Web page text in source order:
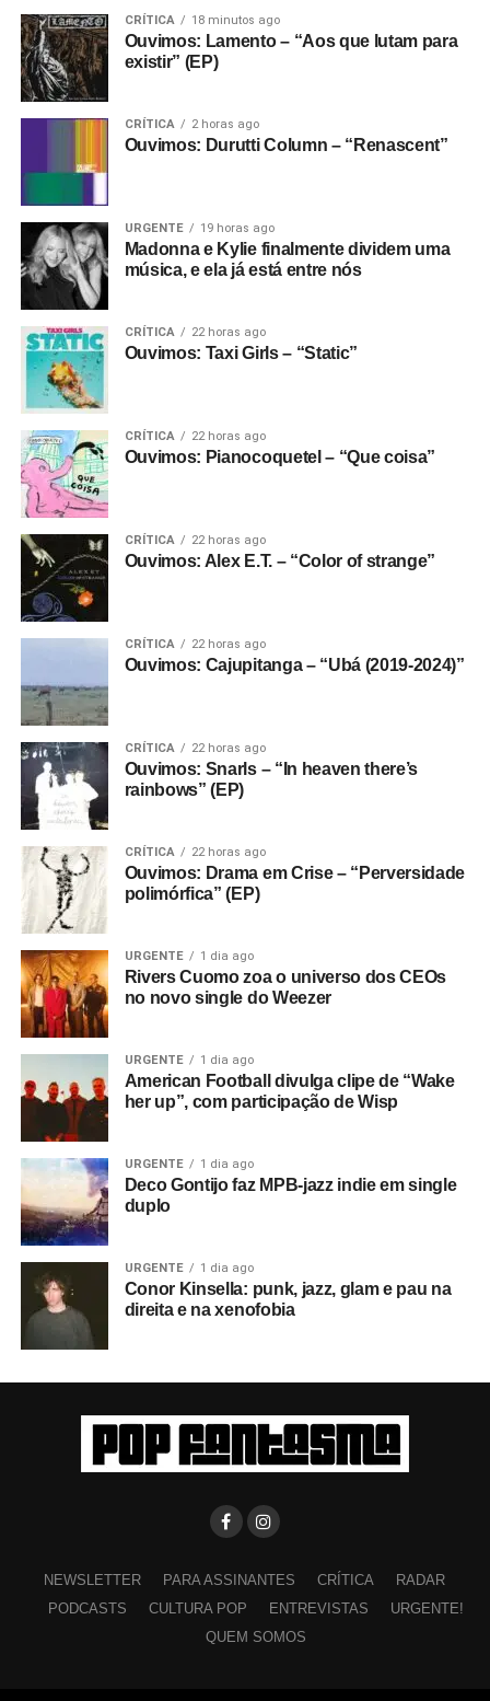
CRÍTICA 18 minutos ago
Ouvimos: Lamento – “Aos que lutam para
existir” (EP)
CRÍTICA 2 horas ago
Ouvimos: Durutti Column – “Renascent”
URGENTE 19 horas ago
Madonna e Kylie finalmente dividem uma
música, e ela já está entre nós
CRÍTICA 22 horas ago
Ouvimos: Taxi Girls – “Static”
CRÍTICA 22 horas ago
Ouvimos: Pianocoquetel – “Que coisa”
CRÍTICA 22 horas ago
Ouvimos: Alex E.T. – “Color of strange”
CRÍTICA 22 horas ago
Ouvimos: Cajupitanga – “Ubá (2019-2024)”
CRÍTICA 22 horas ago
Ouvimos: Snarls – “In heaven there’s
rainbows” (EP)
CRÍTICA 22 horas ago
Ouvimos: Drama em Crise – “Perversidade
polimórfica” (EP)
URGENTE 1 dia ago
Rivers Cuomo zoa o universo dos CEOs
no novo single do Weezer
URGENTE 1 dia ago
American Football divulga clipe de “Wake
her up”, com participação de Wisp
URGENTE 1 dia ago
Deco Gontijo faz MPB-jazz indie em single
duplo
URGENTE 1 dia ago
Conor Kinsella: punk, jazz, glam e pau na
direita e na xenofobia
NEWSLETTER PARA ASSINANTES CRÍTICA
RADAR
PODCASTS
CULTURA POP ENTREVISTAS
URGENTE!
QUEM SOMOS